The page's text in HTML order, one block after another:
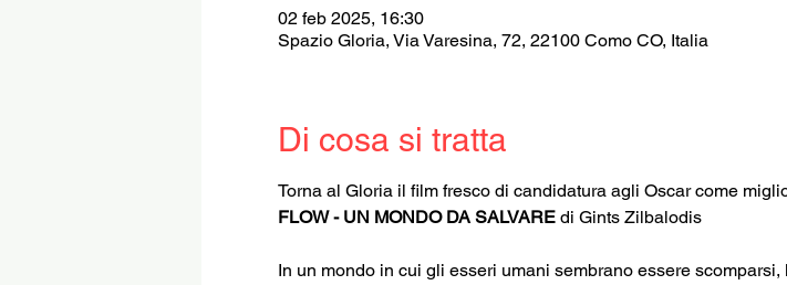
02 feb 2025, 16:30
Spazio Gloria, Via Varesina, 72, 22100 Como CO, Italia
Di cosa si tratta
Torna al Gloria il film fresco di candidatura agli Oscar come
FLOW - UN MONDO DA SALVARE di Gints Zilbalodis
In un mondo in cui gli esseri umani sembrano essere